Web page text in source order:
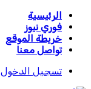
الرئيسية
فوري نيوز
خريطة الموقع
تواصل معنا
تسجيل الدخول